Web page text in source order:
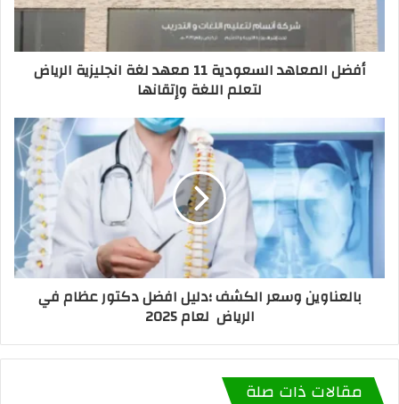
أفضل المعاهد السعودية 11 معهد لغة انجليزية الرياض
لتعلم اللغة وإتقانها
بالعناوين وسعر الكشف ؛دليل افضل دكتور عظام في
الرياض لعام 2025
مقالات ذات صلة